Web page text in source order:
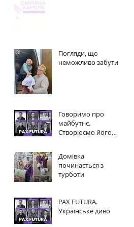
Погляди, що
неможливо забути
Говоримо про
майбутнє.
Створюємо його
Домівка
починається з
турботи
PAX FUTURA.
Українське диво